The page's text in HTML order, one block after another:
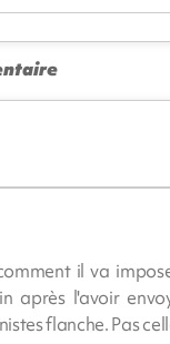
il va
après l'avoir
flanche. Pas